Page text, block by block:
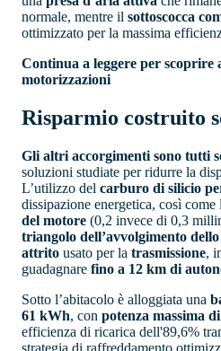
normale, mentre il sottoscocca
ottimizzato per la massima
Continua a leggere per scoprire
motorizzazioni
Risparmio costruito
Gli altri accorgimenti sono tutti
soluzioni studiate per ridurre la
L’utilizzo del carburo di silicio
dissipazione energetica, così come
del motore (0,2 invece di 0,3
triangolo dell’avvolgimento
attrito usato per la trasmissione,
guadagnare fino a 12 km di
Sotto l’abitacolo è alloggiata una
61 kWh, con potenza massima
efficienza di ricarica dell'89,6%